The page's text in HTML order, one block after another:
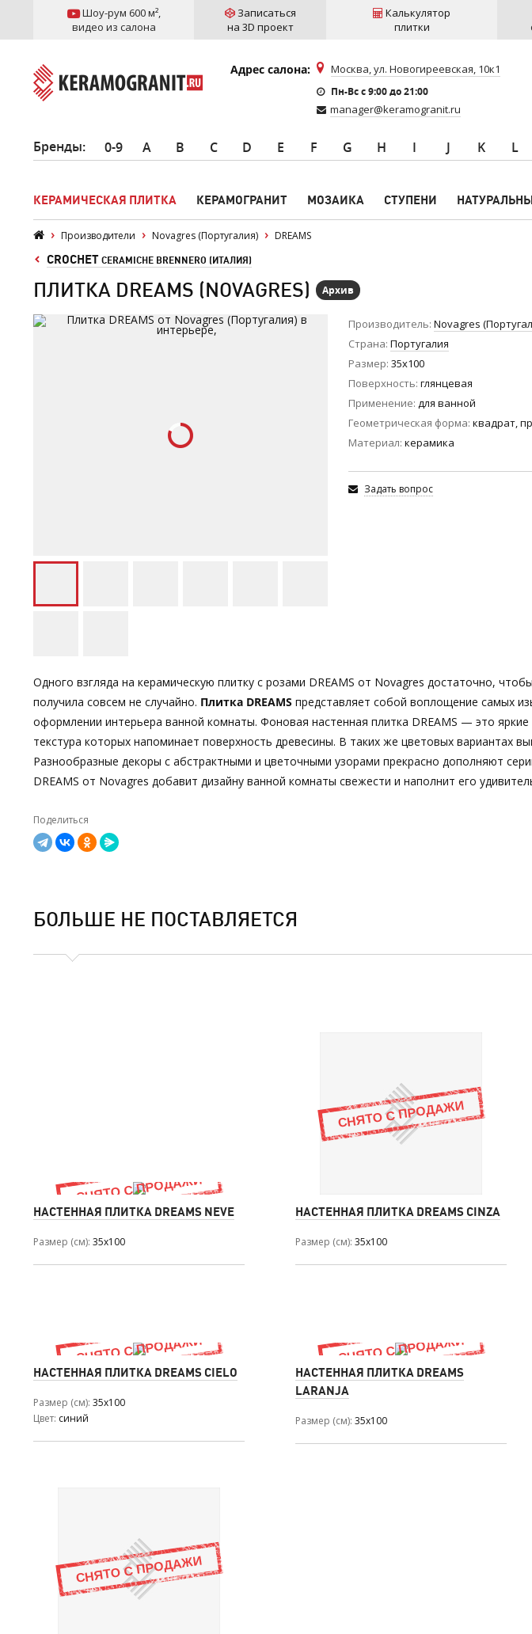
Шоу-рум 600 м²,
видео из салона
Записаться
на 3D проект
Калькулятор
плитки
Адрес салона: Москва, ул. Новогиреевская, 10к1
Пн-Вс c 9:00 до 21:00
manager@keramogranit.ru
Бренды: 0-9 A B C D E F G H I J K L
КЕРАМИЧЕСКАЯ ПЛИТКА КЕРАМОГРАНИТ МОЗАИКА СТУПЕНИ
Производители Novagres (Португалия) DREAMS
CROCHET CERAMICHE BRENNERO (ИТАЛИЯ)
ПЛИТКА DREAMS (NOVAGRES) Архив
Производитель Novagres
Страна Португалия
Размер 35x100
Поверхность глянцевая
Применение для ванной
Геометрическая форма квадрат,
Материал керамика
Задать вопрос
Одного взгляда на керамическую плитку с розами DREAMS от Novagres достаточно,
получила совсем не случайно. Плитка DREAMS представляет собой воплощение самых
оформлении интерьера ванной комнаты. Фоновая настенная плитка DREAMS — это
текстура которых напоминает поверхность древесины. В таких же цветовых вариантах
Разнообразные декоры с абстрактными и цветочными узорами прекрасно дополняют
DREAMS от Novagres добавит дизайну ванной комнаты свежести и наполнит его
Поделиться
БОЛЬШЕ НЕ ПОСТАВЛЯЕТСЯ
НАСТЕННАЯ ПЛИТКА DREAMS NEVE
Размер (см) 35x100
НАСТЕННАЯ ПЛИТКА DREAMS CINZA
Размер (см) 35x100
НАСТЕННАЯ ПЛИТКА DREAMS CIELO
Размер (см) 35x100
Цвет синий
НАСТЕННАЯ ПЛИТКА DREAMS
LARANJA
Размер (см) 35x100